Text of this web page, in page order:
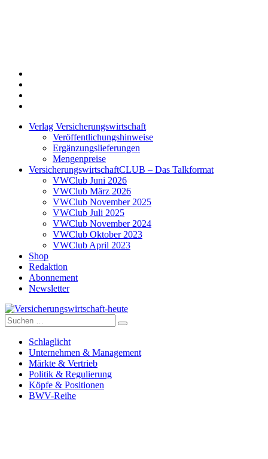
Verlag Versicherungswirtschaft
Veröffentlichungshinweise
Ergänzungslieferungen
Mengenpreise
VersicherungswirtschaftCLUB – Das Talkformat
VWClub Juni 2026
VWClub März 2026
VWClub November 2025
VWClub Juli 2025
VWClub November 2024
VWClub Oktober 2023
VWClub April 2023
Shop
Redaktion
Abonnement
Newsletter
Versicherungswirtschaft-heute
Suche
nach:
Schlaglicht
Unternehmen & Management
Märkte & Vertrieb
Politik & Regulierung
Köpfe & Positionen
BWV-Reihe